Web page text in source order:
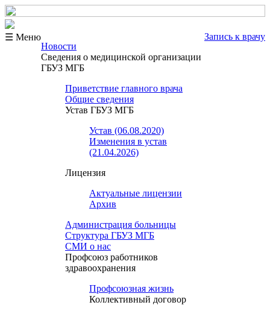
☰ Меню
Запись к врачу
Новости
Сведения о медицинской организации
ГБУЗ МГБ
Приветствие главного врача
Общие сведения
Устав ГБУЗ МГБ
Устав (06.08.2020)
Изменения в устав
(21.04.2026)
Лицензия
Актуальные лицензии
Архив
Администрация больницы
Структура ГБУЗ МГБ
СМИ о нас
Профсоюз работников
здравоохранения
Профсоюзная жизнь
Коллективный договор